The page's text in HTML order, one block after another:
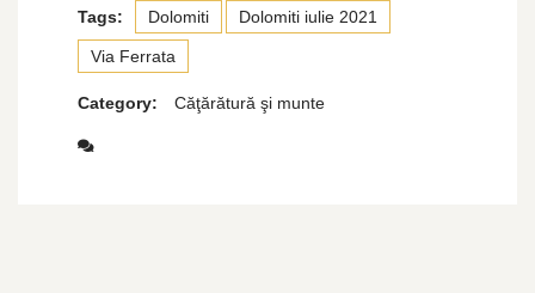
Tags: Dolomiti Dolomiti iulie 2021
Via Ferrata
Category: Căţărătură şi munte